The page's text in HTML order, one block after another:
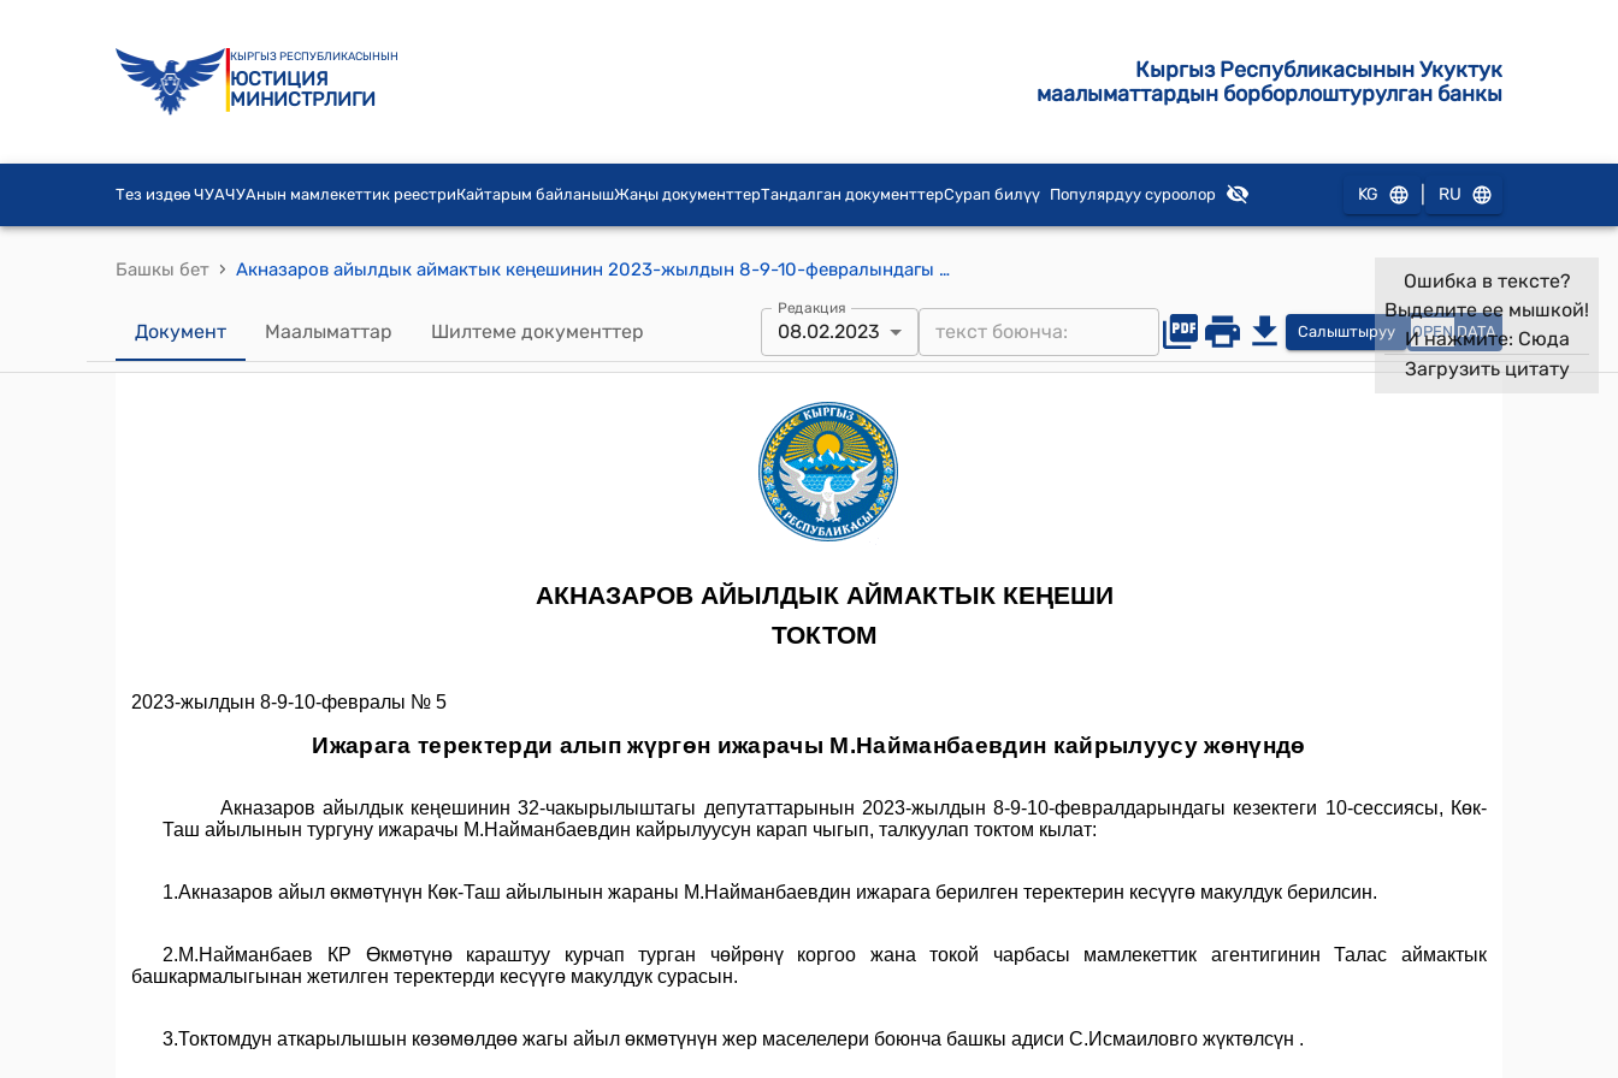
КЫРГЫЗ РЕСПУБЛИКАСЫНЫН
ЮСТИЦИЯ
МИНИСТРЛИГИ
Кыргыз Республикасынын Укуктук
маалыматтардын борборлоштурулган банкы
Тез издөө ЧУАЧУАнын мамлекеттик реестриКайтарым байланышЖаңы документтерТандалган документтерСурап билүү Популярдуу суроолор KG RU
Башкы бет › Акназаров айылдык аймактык кеңешинин 2023-жылдын 8-9-10-февралындагы № 5 "Ижарага теректерди алып жүргөн ижарачы М.Найманбаевдин кайрылуусу жөнүндө" токтому
Документ Маалыматтар Шилтеме документтер
Редакция
08.02.2023 Салыштыруу OPEN DATA
Ошибка в тексте?
Выделите ее мышкой!
И нажмите: Сюда
Загрузить цитату